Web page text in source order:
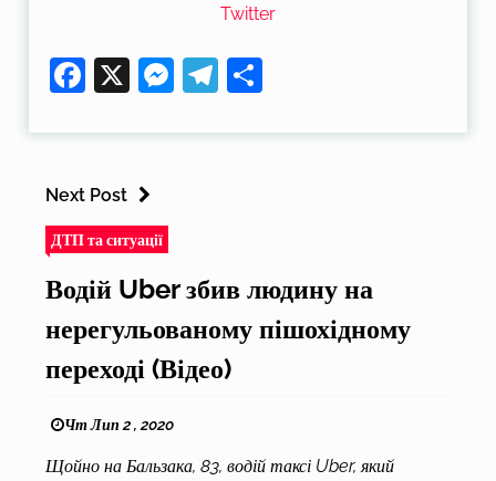
Facebook
X Messenger
Telegram
Twitter
Next Post
ДТП та ситуації
Водій Uber збив людину на
нерегульованому пішохідному
переході (Відео)
Чт Лип 2 , 2020
Щойно на Бальзака, 83, водій таксі Uber, який